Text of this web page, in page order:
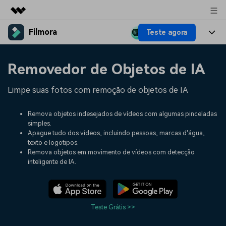
Produtos em destaque
Utilitários
Soluções
Loja
Suporte
Filmora Teste agora
Recursos criativos
Áudio
Textos
Filmora para
Criar
Recursos
Mais de 100 prompts
populares para gerar vídeos
semelhantes em segundos
Descubra as 10 principais
tendências de marketing de
vídeo em 2025
Central de ajuda
Preços Entrar
Removedor de Objetos de IA
Limpe suas fotos com remoção de objetos de IA
Remova objetos indesejados de vídeos com algumas pinceladas
simples.
Apague tudo dos vídeos, incluindo pessoas, marcas d'água,
texto e logotipos.
Remova objetos em movimento de vídeos com detecção
inteligente de IA.
Teste Grátis >>